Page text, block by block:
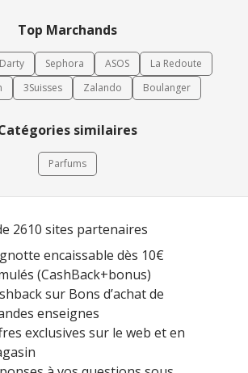
Top Marchands
Darty Sephora ASOS
La Redoute
3Suisses Zalando Boulanger
similaires
Parfums
2610 sites partenaires
encaissable dès 10€
(CashBack+bonus)
sur Bons d’achat de
enseignes
exclusives sur le web et en